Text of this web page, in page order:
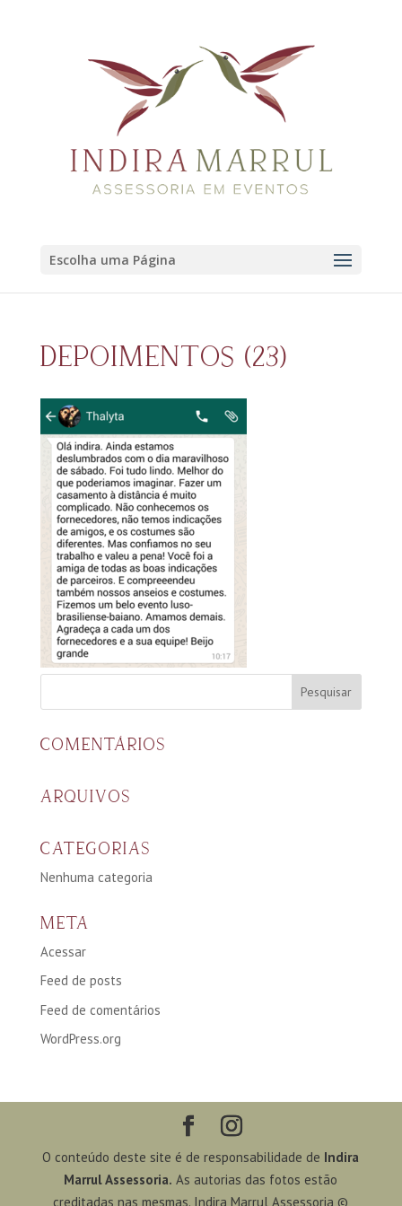
Escolha uma Página
DEPOIMENTOS (23)
COMENTÁRIOS
ARQUIVOS
CATEGORIAS
Nenhuma categoria
META
Acessar
Feed de posts
Feed de comentários
WordPress.org
O conteúdo deste site é de responsabilidade de Indira
Marrul Assessoria. As autorias das fotos estão
creditadas nas mesmas. Indira Marrul Assessoria ©